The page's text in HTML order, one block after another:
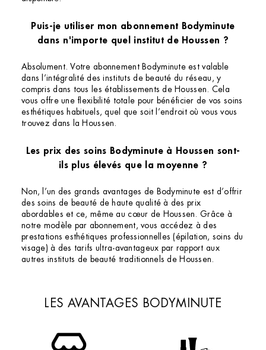
Puis-je utiliser mon abonnement Bodyminute
dans n'importe quel institut de Houssen ?
Absolument. Votre abonnement Bodyminute est valable
dans l’intégralité des instituts de beauté du réseau, y
compris dans tous les établissements de Houssen. Cela
vous offre une flexibilité totale pour bénéficier de vos soins
esthétiques habituels, quel que soit l’endroit où vous vous
trouvez dans la Houssen.
Les prix des soins Bodyminute à Houssen sont-
ils plus élevés que la moyenne ?
Non, l’un des grands avantages de Bodyminute est d’offrir
des soins de beauté de haute qualité à des prix
abordables et ce, même au cœur de Houssen. Grâce à
notre modèle par abonnement, vous accédez à des
prestations esthétiques professionnelles (épilation, soins du
visage) à des tarifs ultra-avantageux par rapport aux
autres instituts de beauté traditionnels de Houssen.
LES AVANTAGES BODYMINUTE